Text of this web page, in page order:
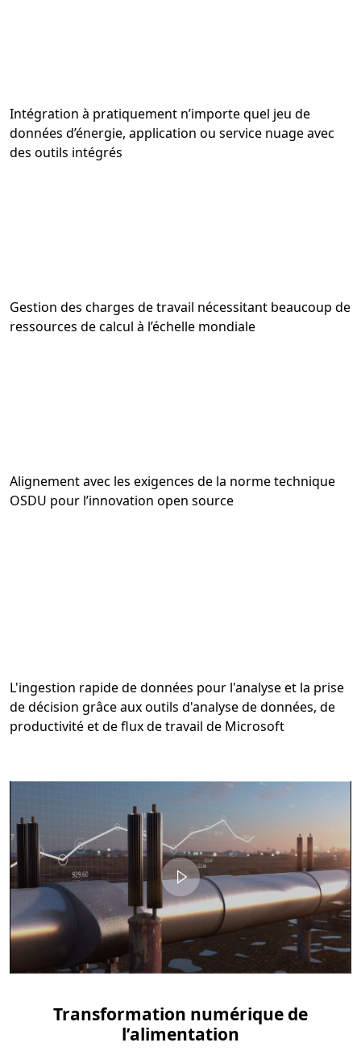
Intégration à pratiquement n’importe quel jeu de
données d’énergie, application ou service nuage avec
des outils intégrés
Gestion des charges de travail nécessitant beaucoup de
ressources de calcul à l’échelle mondiale
Alignement avec les exigences de la norme technique
OSDU pour l’innovation open source
L'ingestion rapide de données pour l'analyse et la prise
de décision grâce aux outils d'analyse de données, de
productivité et de flux de travail de Microsoft
Transformation numérique de
l’alimentation